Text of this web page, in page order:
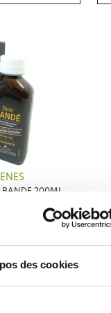
des cookies
BANDE 200ML